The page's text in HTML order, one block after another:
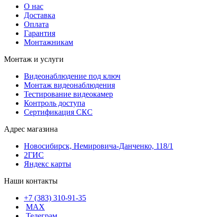
О нас
Доставка
Оплата
Гарантия
Монтажникам
Монтаж и услуги
Видеонаблюдение под ключ
Монтаж видеонаблюдения
Тестирование видеокамер
Контроль доступа
Сертификация СКС
Адрес магазина
Новосибирск, Немировича-Данченко, 118/1
2ГИС
Яндекс карты
Наши контакты
+7 (383) 310-91-35
МАХ